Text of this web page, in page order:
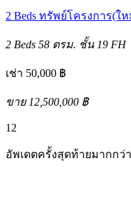
2 Beds ทรัพย์โครงการ(ใ
2 Beds 58 ตรม. ชั้น 19 FH
เช่า 50,000 ฿
ขาย 12,500,000 ฿
12
อัพเดตครั้งสุดท้ายมากกว่